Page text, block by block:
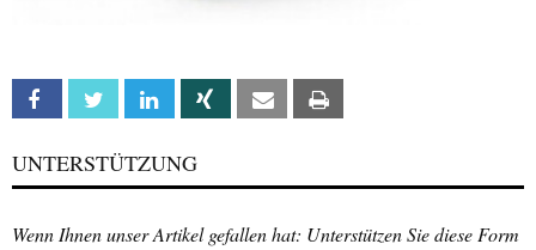
Facebook Twitter Linkedin Xing Email
UNTERSTÜTZUNG
Wenn Ihnen unser Artikel gefallen hat: Unterstützen Sie diese Form